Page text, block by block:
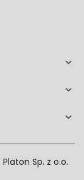
Platon Sp. z o.o.